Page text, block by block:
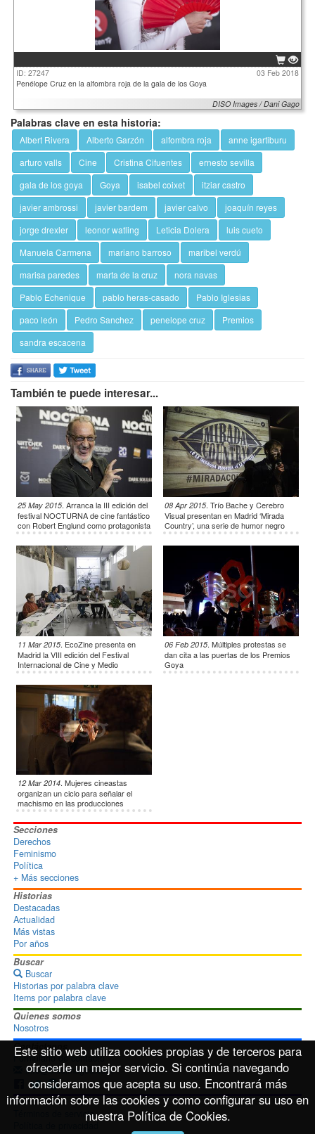
ID: 27247
03 Feb 2018
Penélope Cruz en la alfombra roja de la gala de los Goya
DISO Images / Dani Gago
Palabras clave en esta historia:
Albert Rivera Alberto Garzón alfombra roja
anne igartiburu
arturo valls
Cine Cristina Cifuentes
ernesto sevilla
gala de los goya
Goya isabel coixet
itziar castro
javier ambrossi
javier bardem javier calvo
joaquín reyes
jorge drexler
leonor watling Leticia Dolera
luis cueto
Manuela Carmena
mariano barroso
maribel verdú
marisa paredes
marta de la cruz
nora navas
Pablo Echenique
pablo heras-casado
Pablo Iglesias
paco león
Pedro Sanchez penelope cruz
Premios
sandra escacena
También te puede interesar...
25 May 2015. Arranca la III edición del
festival NOCTURNA de cine fantástico
con Robert Englund como protagonista
08 Apr 2015. Trío Bache y Cerebro
Visual presentan en Madrid ‘Mirada
Country’, una serie de humor negro
producto de la crisis
11 Mar 2015. EcoZine presenta en
Madrid la VIII edición del Festival
Internacional de Cine y Medio
Ambiente
06 Feb 2015. Múltiples protestas se
dan cita a las puertas de los Premios
Goya
12 Mar 2014. Mujeres cineastas
organizan un ciclo para señalar el
machismo en las producciones
españolas
Secciones
Derechos
Feminismo
Política
+ Más secciones
Historias
Destacadas
Actualidad
Más vistas
Por años
Buscar
Buscar
Historias por palabra clave
Items por palabra clave
Quienes somos
Nosotros
Contáctanos
Formulario de contacto
info@disoimages.com
Términos de uso
Términos de servicio
Este sitio web utiliza cookies propias y de terceros para
ofrecerle un mejor servicio. Si continúa navegando
consideramos que acepta su uso. Encontrará más
información sobre las cookies y como configurar su uso en
nuestra Política de Cookies.